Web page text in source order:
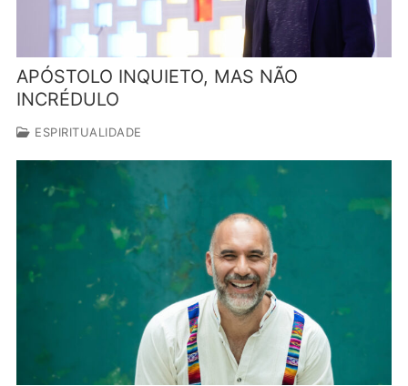
APÓSTOLO INQUIETO, MAS NÃO
INCRÉDULO
ESPIRITUALIDADE